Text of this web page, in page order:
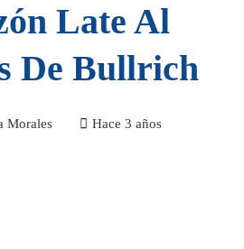
Late Al
De Bullrich
Morales Hace 3 años